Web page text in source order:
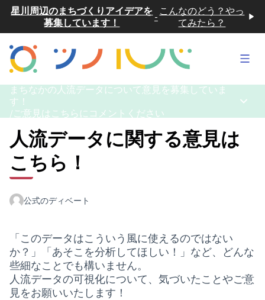
星川周辺のまちづくりアイデアを
募集しています！
- こんなのどう？やっ
てみたら？
メイ
まちなかの人流データについて意見を募集していま
す！
/ ご意見はこちらにコメントください
メイ
人流データに関する意見は
こちら！
公式のディベート
「このデータはこういう風に使えるのではない
か？」「あそこを分析してほしい！」など、どんな
些細なことでも構いません。
人流データの可視化について、気づいたことやご意
見をお願いいたします！